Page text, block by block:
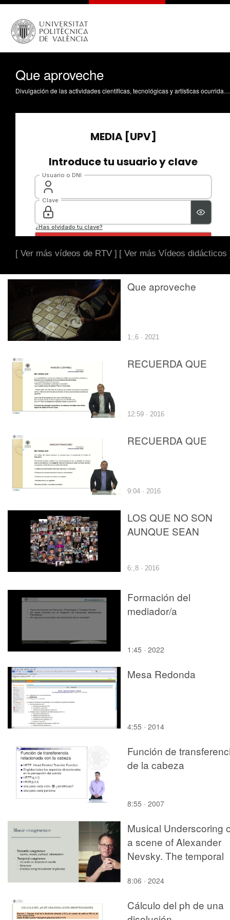
Que aproveche
Divulgación de las actividades científicas, tecnológicas y artísticas ocurridas en los tres campus de la UPV
[ Ver más vídeos de RTV ] [ Ver más Vídeos didácticos
Que aproveche
1:,6 · 2021
RECUERDA QUE
12:59 · 2016
RECUERDA QUE
9:04 · 2016
LOS QUE NO SON
AUNQUE SEAN
6:,8 · 2016
Formación del
mediador/a
1:45 · 2022
Mesa Redonda
4:55 · 2014
Función de
de la cabeza
8:55 · 2007
Musical Underscoring
a scene of Alexander
Nevsky. The temporal
8:06 · 2024
Cálculo del ph de una